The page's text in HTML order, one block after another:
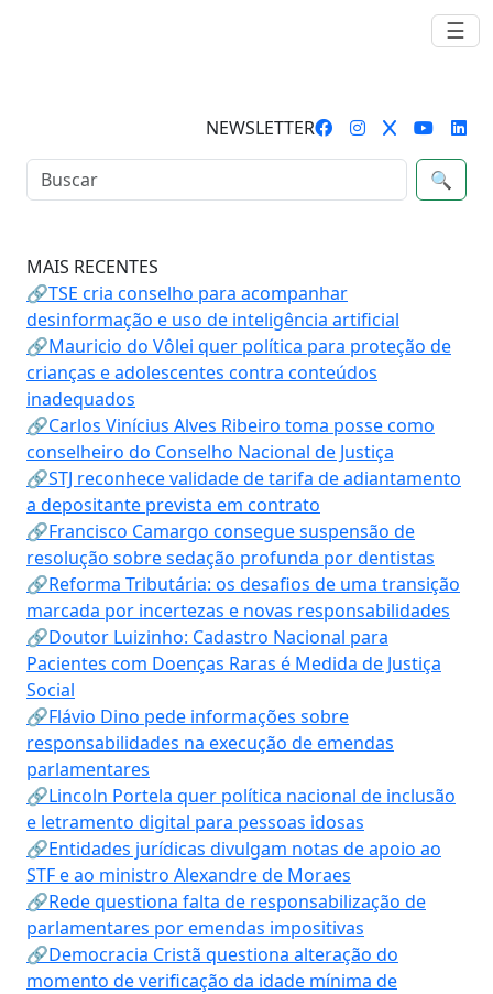
☰
NEWSLETTER
🔍
MAIS RECENTES
🔗TSE cria conselho para acompanhar
desinformação e uso de inteligência artificial
🔗Mauricio do Vôlei quer política para proteção de
crianças e adolescentes contra conteúdos
inadequados
🔗Carlos Vinícius Alves Ribeiro toma posse como
conselheiro do Conselho Nacional de Justiça
🔗STJ reconhece validade de tarifa de adiantamento
a depositante prevista em contrato
🔗Francisco Camargo consegue suspensão de
resolução sobre sedação profunda por dentistas
🔗Reforma Tributária: os desafios de uma transição
marcada por incertezas e novas responsabilidades
🔗Doutor Luizinho: Cadastro Nacional para
Pacientes com Doenças Raras é Medida de Justiça
Social
🔗Flávio Dino pede informações sobre
responsabilidades na execução de emendas
parlamentares
🔗Lincoln Portela quer política nacional de inclusão
e letramento digital para pessoas idosas
🔗Entidades jurídicas divulgam notas de apoio ao
STF e ao ministro Alexandre de Moraes
🔗Rede questiona falta de responsabilização de
parlamentares por emendas impositivas
🔗Democracia Cristã questiona alteração do
momento de verificação da idade mínima de